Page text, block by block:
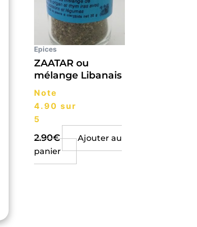
Epices
ZAATAR ou
mélange Libanais
Note
4.90 sur
5
2.90€
Ajouter au
panier